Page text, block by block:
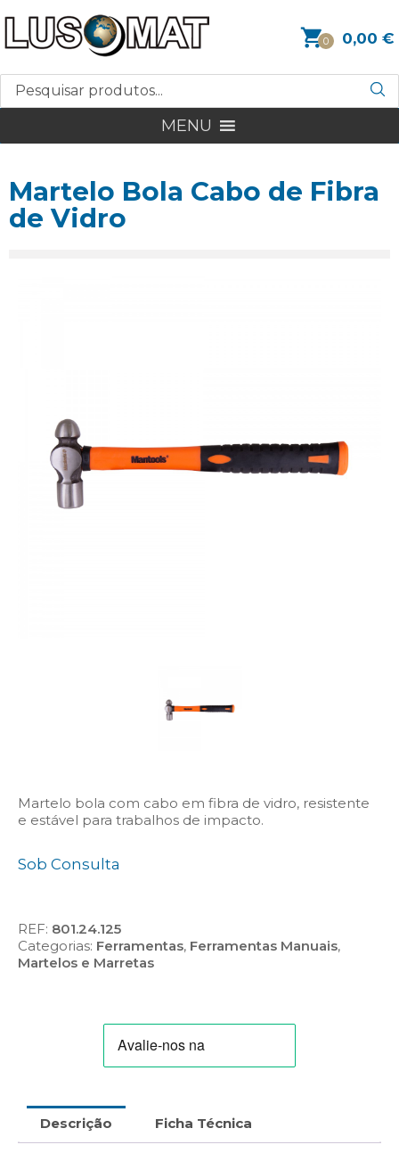
0 0,00 €
MENU
Martelo Bola Cabo de Fibra
de Vidro
Martelo bola com cabo em fibra de vidro, resistente
e estável para trabalhos de impacto.
Sob Consulta
REF: 801.24.125
Categorias: Ferramentas, Ferramentas Manuais,
Martelos e Marretas
Descrição Ficha Técnica